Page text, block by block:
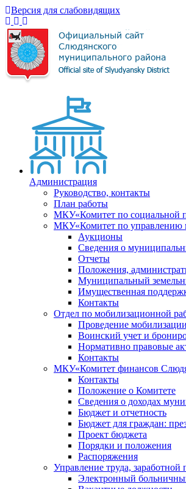
Версия для слабовидящих
Администрация
Руководство, контакты
План работы
МКУ«Комитет по социальной
МКУ«Комитет по управлению
Аукционы
Сведения о
Отчеты
Положения,
Муниципальный
Имущественная
Контакты
Отдел по мобилизационной
Проведение
Воинский учет и
Нормативно правовые
Контакты
МКУ«Комитет финансов
Контакты
Положение о Комитете
Сведения о доходах
Бюджет и отчетность
Бюджет для граждан:
Проект бюджета
Порядки и положения
Распоряжения
Управление труда,
Электронный